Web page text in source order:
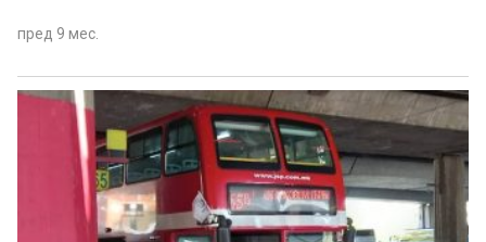
пред 9 мес.